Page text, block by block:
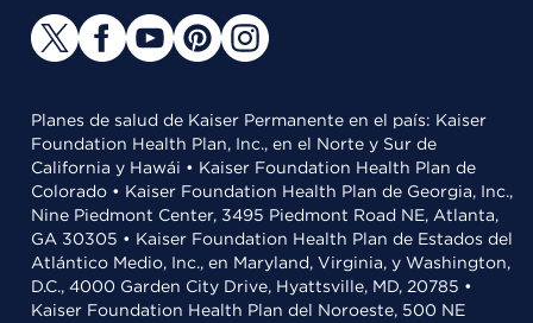
Planes de salud de Kaiser Permanente en el país: Kaiser
Foundation Health Plan, Inc., en el Norte y Sur de
California y Hawái • Kaiser Foundation Health Plan de
Colorado • Kaiser Foundation Health Plan de Georgia, Inc.,
Nine Piedmont Center, 3495 Piedmont Road NE, Atlanta,
GA 30305 • Kaiser Foundation Health Plan de Estados del
Atlántico Medio, Inc., en Maryland, Virginia, y Washington,
D.C., 4000 Garden City Drive, Hyattsville, MD, 20785 •
Kaiser Foundation Health Plan del Noroeste, 500 NE